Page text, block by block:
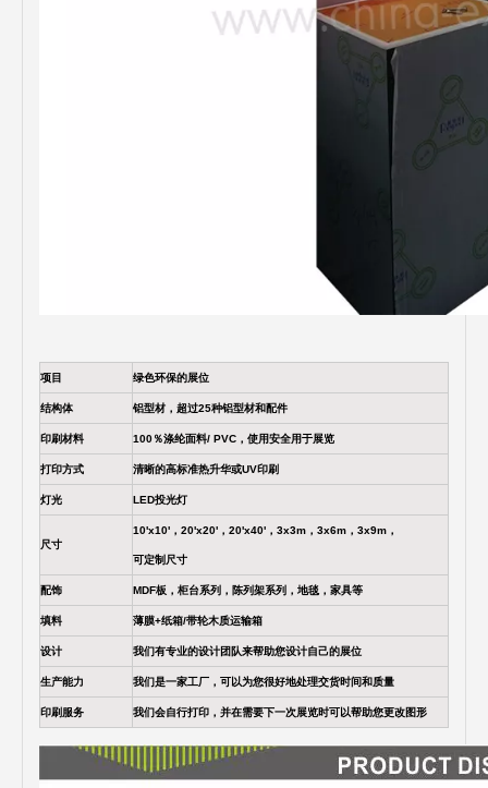
项目 绿色环保的展位
结构体 铝型材，超过25种铝型材和配件
印刷材料 100％涤纶面料/ PVC，使用安全用于展览
打印方式 清晰的高标准热升华或UV印刷
灯光 LED投光灯
尺寸
10'x10'，20'x20'，20'x40'，3x3m，3x6m，3x9m，
可定制尺寸
配饰 MDF板，柜台系列，陈列架系列，地毯，家具等
填料 薄膜+纸箱/带轮木质运输箱
设计 我们有专业的设计团队来帮助您设计自己的展位
生产能力 我们是一家工厂，可以为您很好地处理交货时间和质量
印刷服务 我们会自行打印，并在需要下一次展览时可以帮助您更改图形